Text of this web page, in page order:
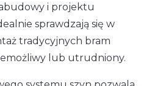
i projektu
sprawdzają się w
tradycyjnych bram
lub utrudniony.